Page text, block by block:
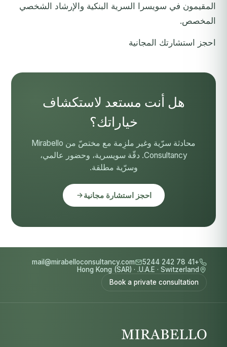
المقيمون في سويسرا السرية البنكية والإرشاد الشخصي
المخصص.
احجز استشارتك المجانية
هل أنت مستعد لاستكشاف
خياراتك؟
محادثة سرّية وغير ملزِمة مع مختصّ من Mirabello
Consultancy. دقّة سويسرية، وحضور عالمي،
وسرّية مطلقة.
احجز استشارة مجانية
+41 78 242 5244
mail@mirabelloconsultancy.com
Switzerland
·
U.A.E.
·
Hong Kong (SAR)
Book a private consultation